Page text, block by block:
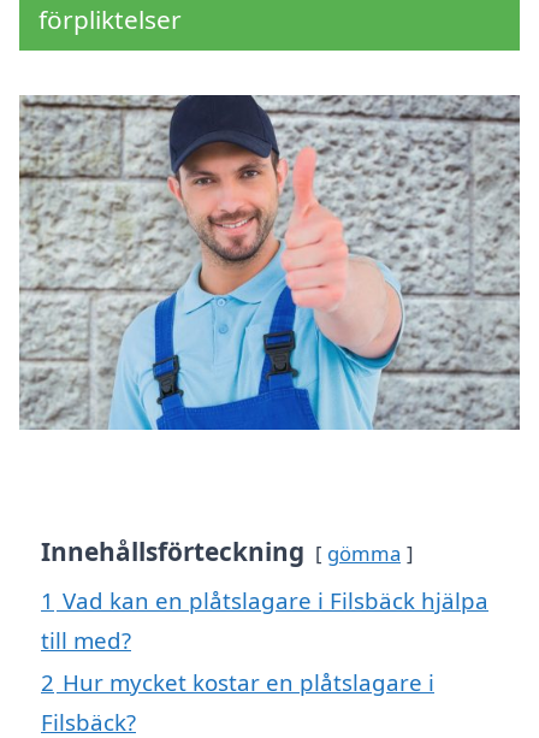
förpliktelser
Innehållsförteckning gömma
1 Vad kan en plåtslagare i Filsbäck hjälpa
till med?
2 Hur mycket kostar en plåtslagare i
Filsbäck?